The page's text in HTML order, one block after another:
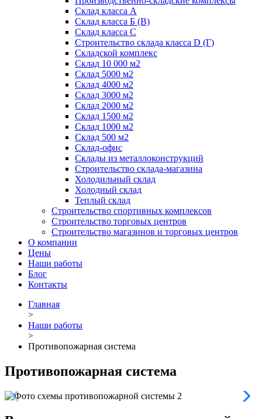
Склад класса А
Склад класса Б (B)
Склад класса С
Строительство склада класса D (Г)
Складской комплекс
Склад 10 000 м2
Склад 5000 м2
Склад 4000 м2
Склад 3000 м2
Склад 2000 м2
Склад 1500 м2
Склад 1000 м2
Склад 500 м2
Склад-офис
Склады из металлоконструкций
Строительство склада-магазина
Холодильный склад
Холодный склад
Теплый склад
Строительство спортивных комплексов
Строительство торговых центров
Строительство магазинов и торговых центров
О компании
Цены
Наши работы
Блог
Контакты
Главная
>
Наши работы
>
Противопожарная система
Противопожарная система